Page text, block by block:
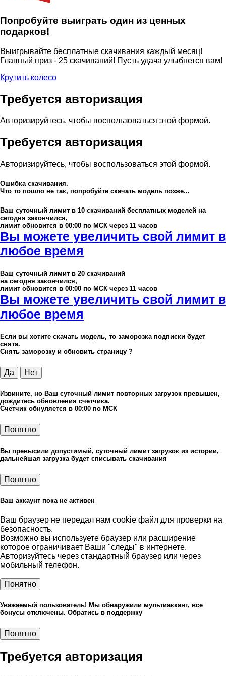
Попробуйте выиграть один из ценных
подарков!
Выигрывайте бесплатные скачивания каждый месяц!
Главный приз - 25 скачиваний! Пусть удача улыбнется вам!
Крутить колесо
Требуется авторизация
Авторизируйтесь, чтобы воспользоваться этой формой.
Требуется авторизация
Авторизируйтесь, чтобы воспользоваться этой формой.
Ошибка скачивания.
Что то пошло не так, попробуйте скачать модель позже...
Ваш суточный лимит в 10 скачиваний бесплатных моделей на
сегодня закончился,
лимит обновится в 00:00 по МСК через 11 часов
Вы можете увеличить свой лимит в
любое время
Ваш суточный лимит в 20 скачиваний
на сегодня закончился,
лимит обновится в 00:00 по МСК через 11 часов
Вы можете увеличить свой лимит в
любое время
Если вы хотите скачать модель, то заморозка подписки будет
снята.
Снять заморозку и обновить страницу ?
Да Нет
Извините, но Ваш суточный лимит повторных загрузок превышен,
дождитесь обновления счетчика.
Счетчик обнуляется в 00:00 по МСК
Понятно
Вы превысили допустимый, суточный лимит загрузок из истории,
дальнейшая загрузка будет списывать скачивания
Понятно
Ваш аккаунт пока не активен
Ваш браузер не передал нам cookie файл для проверки на
безопасность.
Возможно вы используете браузер или расширение
которое ограничивает Ваши "следы" в интернете.
Авторизуйтесь через стандартный браузер или через
мобильный телефон.
Понятно
Уважаемый пользователь! Мы обнаружили мультиаккант, все
бонусы отключены. Обратись в поддержку
Понятно
Требуется авторизация